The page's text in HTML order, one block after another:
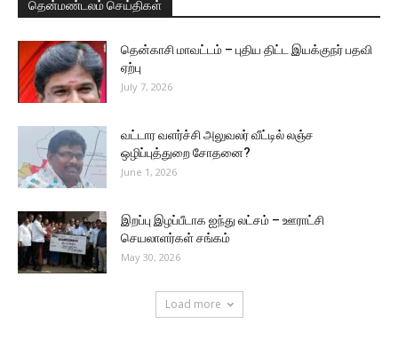
தென்மண்டலம் செய்திகள்
தென்காசி மாவட்டம் – புதிய திட்ட இயக்குநர் பதவி
ஏற்பு
July 7, 2026
வட்டார வளர்ச்சி அலுவலர் வீட்டில் லஞ்ச
ஒழிப்புத்துறை சோதனை?
June 1, 2026
இறப்பு இழப்பீடாக ஐந்து லட்சம் – ஊராட்சி
செயலாளர்கள் சங்கம்
May 30, 2026
Load more